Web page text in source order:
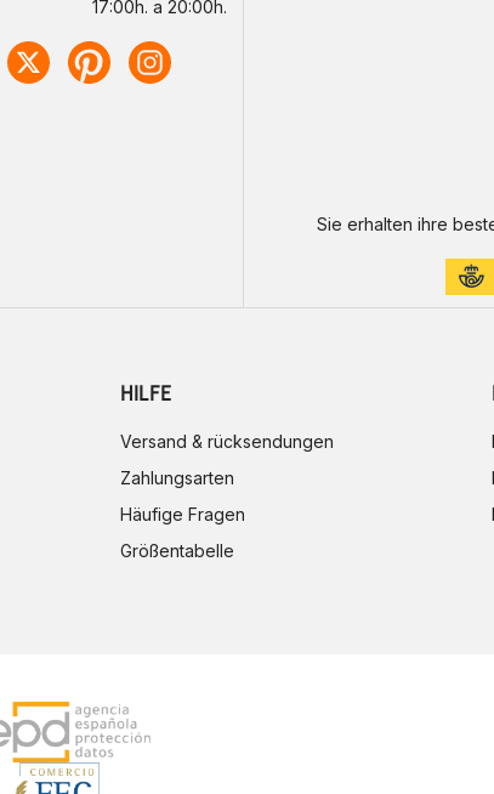
17:00h. a 20:00h.
Sie erhalten ihre
HILFE
Versand & rücksendungen
Zahlungsarten
Häufige Fragen
Größentabelle